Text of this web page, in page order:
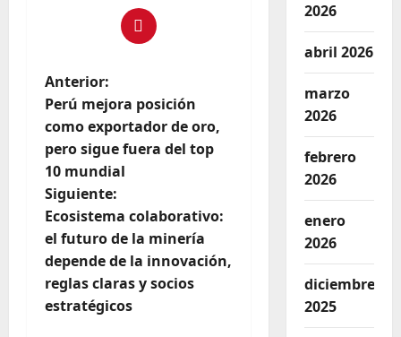
Anterior:
Perú mejora posición
como exportador de oro,
pero sigue fuera del top
10 mundial
Siguiente:
Ecosistema colaborativo:
el futuro de la minería
depende de la innovación,
reglas claras y socios
estratégicos
2026
abril 2026
marzo
2026
febrero
2026
enero
2026
diciembre
2025